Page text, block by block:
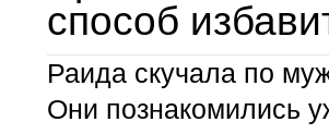
способ
Раида скучала по
Они познакомились